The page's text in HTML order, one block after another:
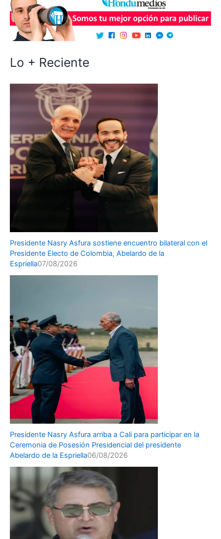
Lo + Reciente
Presidente Nasry Asfura sostiene encuentro bilateral con el
Presidente Electo de Colombia, Abelardo de la
Espriella07/08/2026
Presidente Nasry Asfura arriba a Cali para participar en la
Ceremonia de Posesión Presidencial del presidente
Abelardo de la Espriella06/08/2026